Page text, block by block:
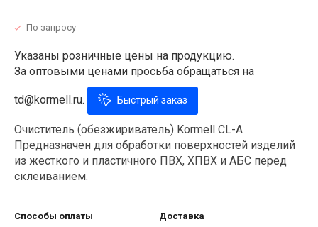
По запросу
Указаны розничные цены на продукцию.
За оптовыми ценами просьба обращаться на
td@kormell.ru. Быстрый заказ
Очиститель (обезжириватель) Kormell CL-A
Предназначен для обработки поверхностей изделий
из жесткого и пластичного ПВХ, ХПВХ и АБС перед
склеиванием.
Способы оплаты Доставка